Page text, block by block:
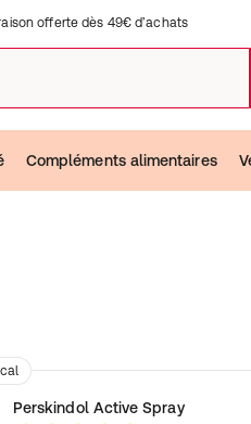
offerte dès 49€ d’achats
Compléments alimentaires
Perskindol Active Spray